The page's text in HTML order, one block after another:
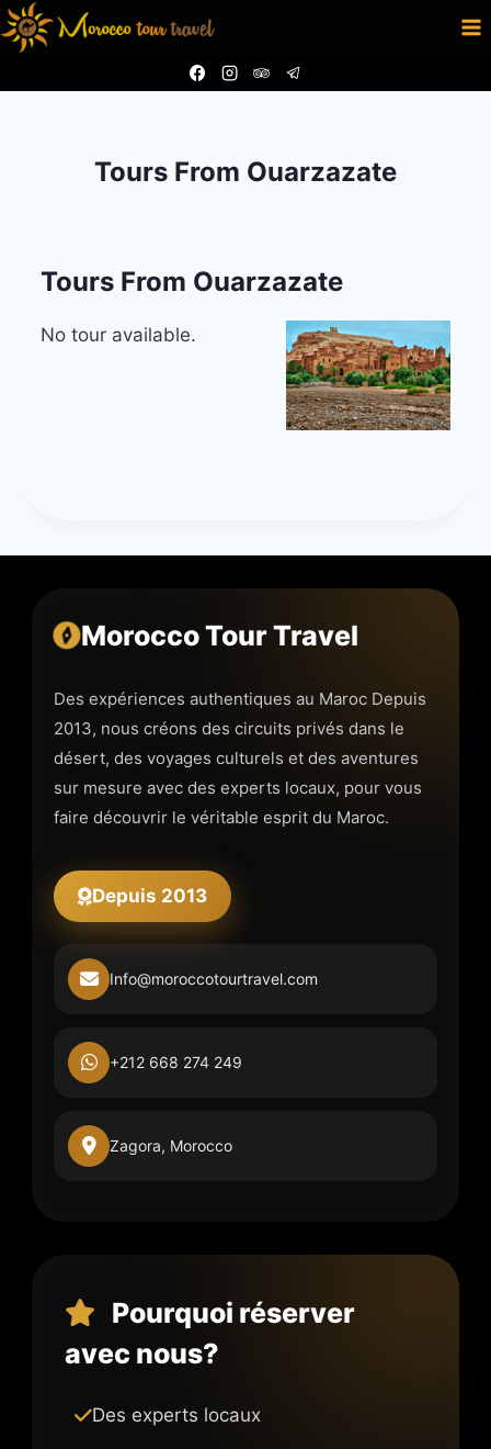
Skip
to
Tours From Ouarzazate
Tours From Ouarzazate
No tour available.
Morocco Tour Travel
Des expériences authentiques au Maroc Depuis
2013, nous créons des circuits privés dans le
désert, des voyages culturels et des aventures
sur mesure avec des experts locaux, pour vous
faire découvrir le véritable esprit du Maroc.
Depuis 2013
Info@moroccotourtravel.com
+212 668 274 249
Zagora, Morocco
Pourquoi réserver
avec nous?
Des experts locaux